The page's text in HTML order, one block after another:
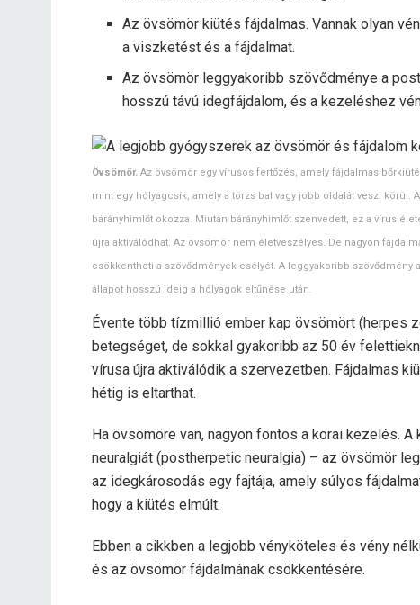
Az övsömör kiütés fájdalmas. Vannak olyan
a viszketést és a fájdalmat.
Az övsömör leggyakoribb szövődménye a
hosszú távú idegfájdalom, és a kezeléshez
Övsömör. Az övsömör egy vírusos fertőzés, amely fájdalmas
mint egy hólyagcsík, amely a törzs bal vagy jobb oldalát veszi körül.
bárányhimlőt okozza. Miután bárányhimlőt szenvedett, ez a vírus
újra aktiválódhat. Az övsömör nem életveszélyes. De nagyon
csökkentheti a szövődmények esélyét. A leggyakoribb
állapot hosszú ideig a hólyagok eltűnése után.
Évente több tízmillió ember kap övsömört (herpes
betegséget, de sokkal gyakoribb az 50 év
vírusa újra aktiválódik a szervezetben. Fájdalmas
hétig is eltarthat.
Ha övsömöre van, nagyon fontos a korai kezelés.
neuralgiát (postherpetic neuralgia) – az övsömör
az idegkárosodás egy fajtája, amely súlyos
hogy a kiütés elmúlt.
Ebben a cikkben a legjobb vényköteles és vény
és az övsömör fájdalmának csökkentésére.